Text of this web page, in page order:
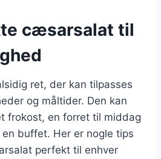
cæsarsalat til
ret, der kan tilpasses
og måltider. Den kan
frokost, en forret til middag
buffet. Her er nogle tips
perfekt til enhver